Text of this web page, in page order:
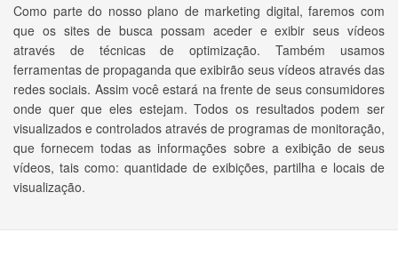
Como parte do nosso plano de marketing digital, faremos com
que os sites de busca possam aceder e exibir seus vídeos
através de técnicas de optimização. Também usamos
ferramentas de propaganda que exibirão seus vídeos através das
redes sociais. Assim você estará na frente de seus consumidores
onde quer que eles estejam. Todos os resultados podem ser
visualizados e controlados através de programas de monitoração,
que fornecem todas as informações sobre a exibição de seus
vídeos, tais como: quantidade de exibições, partilha e locais de
visualização.